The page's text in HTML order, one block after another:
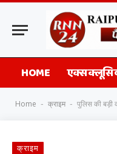
HOME
Home - क्राइम - पुलिस की बड़ी
क्राइम